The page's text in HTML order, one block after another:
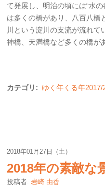
て発展し、明治の頃には“水
は多くの橋があり、八百八橋
川という淀川の支流が流れて
神橋、天満橋など多くの橋が
カテゴリ: ゆく年くる年2017/
2018年01月27日（土）
2018年の素敵な
投稿者: 岩崎 由香